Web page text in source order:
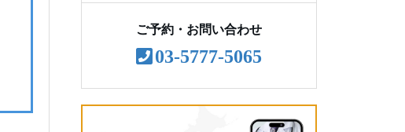
ご予約・お問い合わせ
03-5777-5065